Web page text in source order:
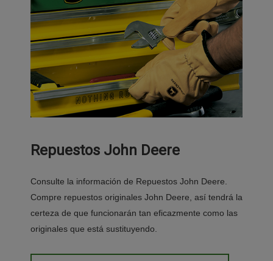
Repuestos John Deere
Consulte la información de Repuestos John Deere.
Compre repuestos originales John Deere, así tendrá la
certeza de que funcionarán tan eficazmente como las
originales que está sustituyendo.